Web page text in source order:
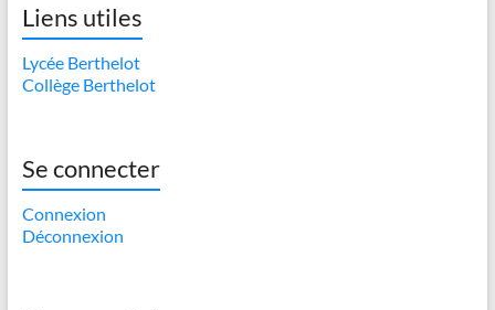
Liens utiles
Lycée Berthelot
Collège Berthelot
Se connecter
Connexion
Déconnexion